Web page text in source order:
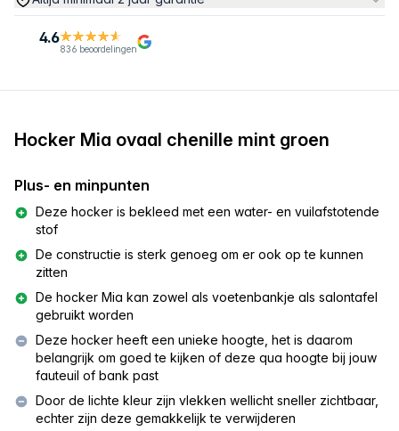
4.6
836 beoordelingen
Hocker Mia ovaal chenille mint groen
Plus- en minpunten
Deze hocker is bekleed met een water- en vuilafstotende
stof
De constructie is sterk genoeg om er ook op te kunnen
zitten
De hocker Mia kan zowel als voetenbankje als salontafel
gebruikt worden
Deze hocker heeft een unieke hoogte, het is daarom
belangrijk om goed te kijken of deze qua hoogte bij jouw
fauteuil of bank past
Door de lichte kleur zijn vlekken wellicht sneller zichtbaar,
echter zijn deze gemakkelijk te verwijderen